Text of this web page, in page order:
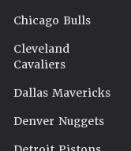
Chicago Bulls
Cleveland
Cavaliers
Dallas Mavericks
Denver Nuggets